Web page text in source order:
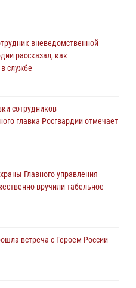
заняли первое место в
по самбо и боевому
в нападении
(видео)
помощь семье, у которой
вневедомственной
рассказал, как
службе
сотрудников
главка Росгвардии отмечает
Главного управления
вручили табельное
встреча с Героем России